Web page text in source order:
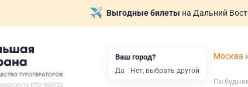
Выгодные билеты на Дальний
Москва
По
Ваш город?
Да Нет, выбрать другой